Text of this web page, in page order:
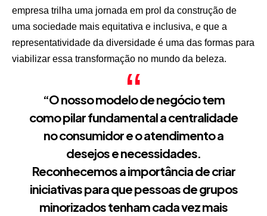
empresa trilha uma jornada em prol da construção de
uma sociedade mais equitativa e inclusiva, e que a
representatividade da diversidade é uma das formas para
viabilizar essa transformação no mundo da beleza.
“O nosso modelo de negócio tem
como pilar fundamental a centralidade
no consumidor e o atendimento a
desejos e necessidades.
Reconhecemos a importância de criar
iniciativas para que pessoas de grupos
minorizados tenham cada vez mais